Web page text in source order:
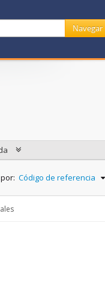
Navegar
Código de referencia